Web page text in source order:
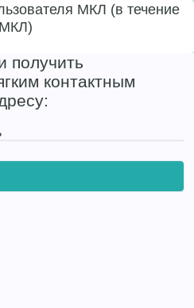
МКЛ (в течение
получить
контактным